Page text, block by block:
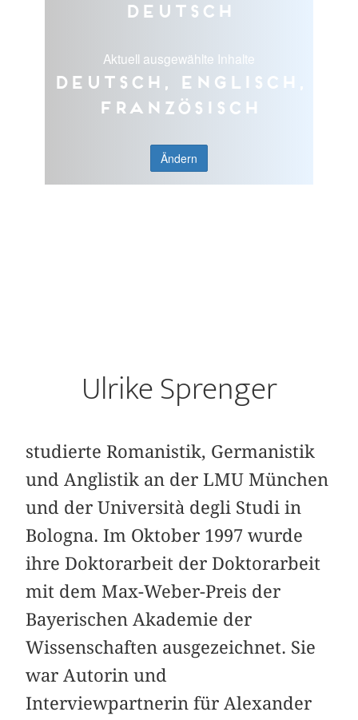
Deutsch
Aktuell ausgewählte Inhalte
Deutsch, Englisch,
Französisch
Ändern
Ulrike Sprenger
studierte Romanistik, Germanistik
und Anglistik an der LMU München
und der Università degli Studi in
Bologna. Im Oktober 1997 wurde
ihre Doktorarbeit der Doktorarbeit
mit dem Max-Weber-Preis der
Bayerischen Akademie der
Wissenschaften ausgezeichnet. Sie
war Autorin und
Interviewpartnerin für Alexander